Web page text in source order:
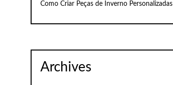
Como Criar Peças de Inverno Personalizadas
Archives